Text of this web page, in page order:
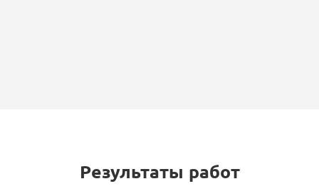
Результаты работ